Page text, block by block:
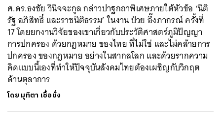
ศ.ดร.ธงชัย วินิจจะกูล กล่าวปาฐกถาพิเศษภายใต้หัวข้อ ‘นิติ
รัฐ อภิสิทธิ์ และราชนิติธรรม’ ในงาน ป๋วย อึ๊งภากรณ์ ครั้งที่
17 โดยยกงานวิจัยของเขาเกี่ยวกับประวัติศาสตร์ภูมิปัญญา
การปกครอง ด้วยกฎหมาย ของไทย ที่ไม่ใช่ และไม่คล้ายการ
ปกครอง ของกฎหมาย อย่างในสากลโลก และด้วยรากความ
คิดแบบนี้เองที่ทำให้ปัจจุบันสังคมไทยต้องเผชิญกับวิกฤต
ด้านตุลาการ
โดย มุทิตา เชื้อชั่ง